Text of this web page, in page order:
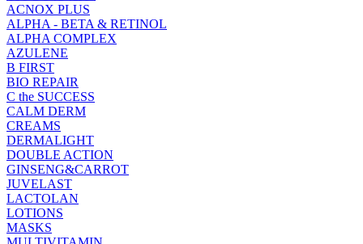
ACNOX PLUS
ALPHA - BETA & RETINOL
ALPHA COMPLEX
AZULENE
B FIRST
BIO REPAIR
C the SUCCESS
CALM DERM
CREAMS
DERMALIGHT
DOUBLE ACTION
GINSENG&CARROT
JUVELAST
LACTOLAN
LOTIONS
MASKS